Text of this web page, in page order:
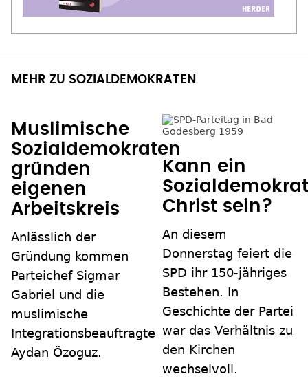
MEHR ZU SOZIALDEMOKRATEN
Muslimische
Sozialdemokraten
gründen
eigenen
Arbeitskreis
Anlässlich der
Gründung kommen
Parteichef Sigmar
Gabriel und die
muslimische
Integrationsbeauftragte
Aydan Özoguz.
Kann ein
Sozialdemokrat
Christ sein?
An diesem
Donnerstag feiert die
SPD ihr 150-jähriges
Bestehen. In
Geschichte der Partei
war das Verhältnis zu
den Kirchen
wechselvoll.